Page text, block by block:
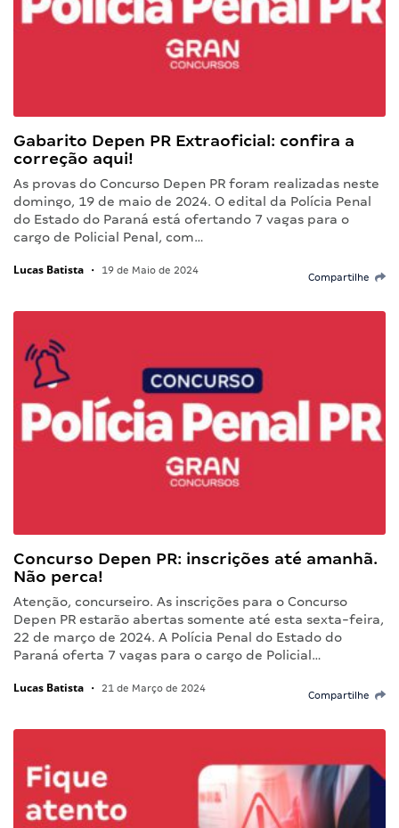
Gabarito Depen PR Extraoficial: confira a
correção aqui!
As provas do Concurso Depen PR foram realizadas neste
domingo, 19 de maio de 2024. O edital da Polícia Penal
do Estado do Paraná está ofertando 7 vagas para o
cargo de Policial Penal, com…
Lucas Batista • 19 de Maio de 2024
Compartilhe
Concurso Depen PR: inscrições até amanhã.
Não perca!
Atenção, concurseiro. As inscrições para o Concurso
Depen PR estarão abertas somente até esta sexta-feira,
22 de março de 2024. A Polícia Penal do Estado do
Paraná oferta 7 vagas para o cargo de Policial…
Lucas Batista • 21 de Março de 2024
Compartilhe